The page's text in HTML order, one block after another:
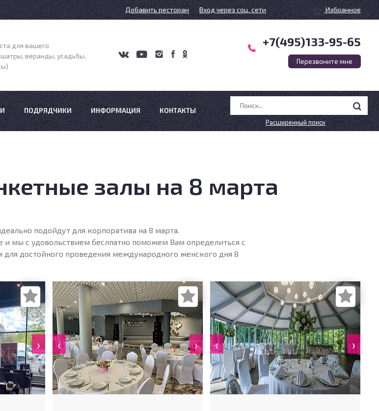
Добавить ресторан Вход через соц. сети Избранное
для вашего
веранды, усадьбы,
+7(495)133-95-65
Перезвоните мне
ПОДРЯДЧИКИ ИНФОРМАЦИЯ КОНТАКТЫ
Расширенный поиск
залы на 8 марта
подойдут для корпоратива на 8 марта.
мы с удовольствием беслпатно поможем Вам определиться с
достойного проведения международного женского дня 8
› ‹ › ‹ ›